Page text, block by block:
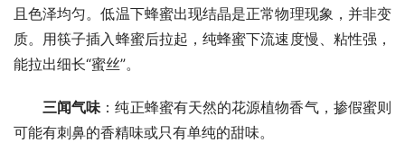
且色泽均匀。低温下蜂蜜出现结晶是正常物理现象，并非变
质。用筷子插入蜂蜜后拉起，纯蜂蜜下流速度慢、粘性强，
能拉出细长“蜜丝”。
三闻气味：纯正蜂蜜有天然的花源植物香气，掺假蜜则
可能有刺鼻的香精味或只有单纯的甜味。